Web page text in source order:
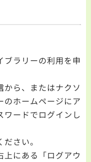
ブラリーの利用を申
から、またはナクソ
のホームページにア
ワードでログインし
さい。
にある「ログアウ